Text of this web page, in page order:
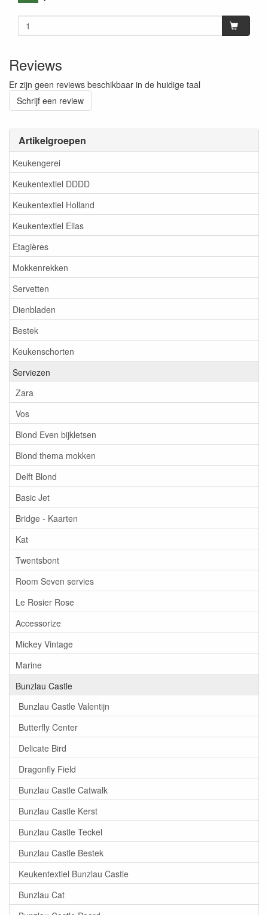
Artikelgroepen
Keukengerei
Keukentextiel DDDD
Keukentextiel Holland
Keukentextiel Elias
Etagières
Mokkenrekken
Servetten
Dienbladen
Bestek
Keukenschorten
Serviezen
Zara
Vos
Blond Even bijkletsen
Blond thema mokken
Delft Blond
Basic Jet
Bridge - Kaarten
Kat
Twentsbont
Room Seven servies
Le Rosier Rose
Accessorize
Mickey Vintage
Marine
Bunzlau Castle
Bunzlau Castle Valentijn
Butterfly Center
Delicate Bird
Dragonfly Field
Bunzlau Castle Catwalk
Bunzlau Castle Kerst
Bunzlau Castle Teckel
Bunzlau Castle Bestek
Keukentextiel Bunzlau Castle
Bunzlau Cat
Reviews
Er zijn geen reviews beschikbaar in de huidige taal
Schrijf een review